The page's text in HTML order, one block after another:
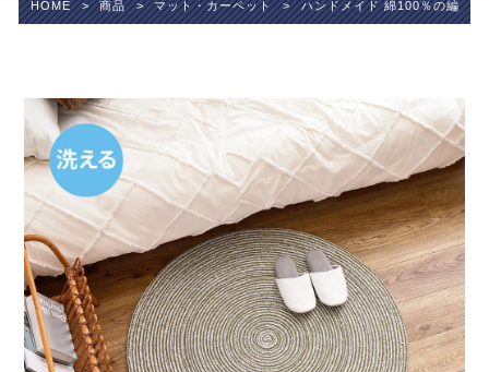
HOME > 商品 > マット・カーペット > ハンドメイド 綿100％の編み